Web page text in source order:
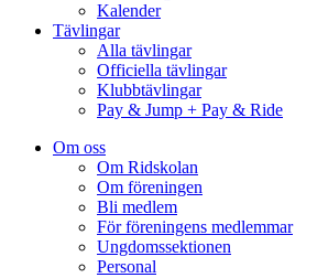
Kalender
Tävlingar
Alla tävlingar
Officiella tävlingar
Klubbtävlingar
Pay & Jump + Pay & Ride
Om oss
Om Ridskolan
Om föreningen
Bli medlem
För föreningens medlemmar
Ungdomssektionen
Personal